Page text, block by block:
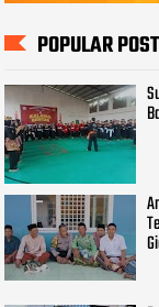
POPULAR